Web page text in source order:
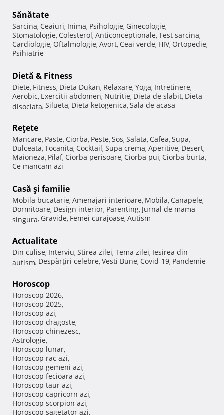
Sănătate
Sarcina, Ceaiuri, Inima, Psihologie, Ginecologie,
Stomatologie, Colesterol, Anticonceptionale, Test sarcina,
Cardiologie, Oftalmologie, Avort, Ceai verde, HIV, Ortopedie,
Psihiatrie
Dietă & Fitness
Diete, Fitness, Dieta Dukan, Relaxare, Yoga, Intretinere,
Aerobic, Exercitii abdomen, Nutritie, Dieta de slabit, Dieta
disociata, Silueta, Dieta ketogenica, Sala de acasa
Reţete
Mancare, Paste, Ciorba, Peste, Sos, Salata, Cafea, Supa,
Dulceata, Tocanita, Cocktail, Supa crema, Aperitive, Desert,
Maioneza, Pilaf, Ciorba perisoare, Ciorba pui, Ciorba burta,
Ce mancam azi
Casă şi familie
Mobila bucatarie, Amenajari interioare, Mobila, Canapele,
Dormitoare, Design interior, Parenting, Jurnal de mama
singura, Gravide, Femei curajoase, Autism
Actualitate
Din culise, Interviu, Stirea zilei, Tema zilei, Iesirea din
autism, Despărţiri celebre, Vesti Bune, Covid-19, Pandemie
Horoscop
Horoscop 2026,
Horoscop 2025,
Horoscop azi,
Horoscop dragoste,
Horoscop chinezesc,
Astrologie,
Horoscop lunar,
Horoscop rac azi,
Horoscop gemeni azi,
Horoscop fecioara azi,
Horoscop taur azi,
Horoscop capricorn azi,
Horoscop scorpion azi,
Horoscop sagetator azi,